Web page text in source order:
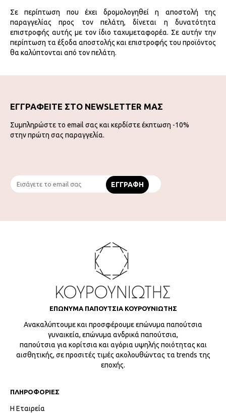
Σε περίπτωση που έχει δρομολογηθεί η αποστολή της
παραγγελίας προς τον πελάτη, δίνεται η δυνατότητα
επιστροφής αυτής με τον ίδιο ταχυμεταφορέα. Σε αυτήν την
περίπτωση τα έξοδα αποστολής και επιστροφής του προϊόντος
θα καλύπτονται από τον πελάτη.
ΕΓΓΡΑΦΕΙΤΕ ΣΤΟ NEWSLETTER ΜΑΣ
Συμπληρώστε το email σας και κερδίστε έκπτωση -10%
στην πρώτη σας παραγγελία.
ΕΠΩΝΥΜΑ ΠΑΠΟΥΤΣΙΑ ΚΟΥΡΟΥΝΙΩΤΗΣ
Ανακαλύπτουμε και προσφέρουμε επώνυμα παπούτσια
γυναικεία, επώνυμα ανδρικά παπούτσια,
παπούτσια για κορίτσια και αγόρια υψηλής ποιότητας και
αισθητικής, σε προσιτές τιμές ακολουθώντας τα trends της
εποχής.
ΠΛΗΡΟΦΟΡΙΕΣ
Η Εταιρεία